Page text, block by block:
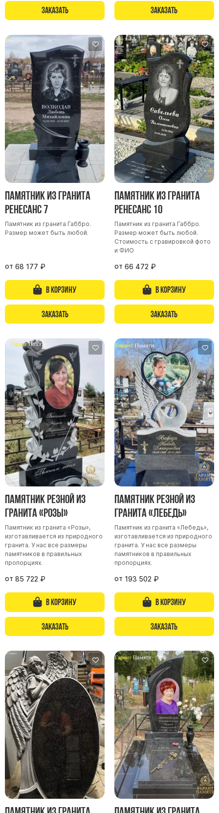
Памятники из гранита Покостовский
Памятники из гранита Лезниковский
Памятники из гранита Мансуровский
Памятники из гранита Масловский
Памятники из гранита Токовский
Памятники из гранита Капустинский
Арочные памятники
Памятники Крест
Памятники военным
Часовни из белого мрамора и гранита
Скульптуры, барельефы и бюсты из бронзы
Колумбарий
Недорогие памятники
Памятники с фотокерамикой
Памятники животным
Памятники младенцу
Памятники двойные
Памятники женщине
Памятники маме
Памятники жене
Памятники дочери
Памятники мужчине
Памятники дедушке
Памятники мужу
Памятники отцу
Памятники парню
Памятники сыну
Памятники вертикальные
Памятники врачу
Памятники горизонтальные
Памятники классические
Памятники красивые
Памятники Православные
Памятники прямоугольные
Памятники с воздушным креcтом
Памятники с колоннами
Памятники современные
Памятники стандартные
Памятники черные
Памятники со свечей
Памятники в виде дерева
Памятники с лебедями
Памятники в форме волны
Хачкары
Памятники ростовые
Памятники в форме скалы
Памятник Родителям
Мемориальные доски
Буквы из латуни
Заказать Заказать
Памятник из гранита
Ренесанс 7
Памятник из гранита Габбро.
Размер может быть любой.
от 68 177 ₽
В корзину
Заказать
Памятник из гранита
Ренесанс 10
Памятник из гранита Габбро.
Размер может быть любой.
Стоимость с гравировкой фото
и ФИО
от 66 472 ₽
В корзину
Заказать
Памятник резной из
гранита «Розы»
Памятник из гранита «Розы»,
изготавливается из природного
гранита. У нас все размеры
памятников в правильных
пропорциях.
от 85 722 ₽
В корзину
Заказать
Памятник резной из
гранита «Лебедь»
Памятник из гранита «Лебедь»,
изготавливается из природного
гранита. У нас все размеры
памятников в правильных
пропорциях.
от 193 502 ₽
В корзину
Заказать